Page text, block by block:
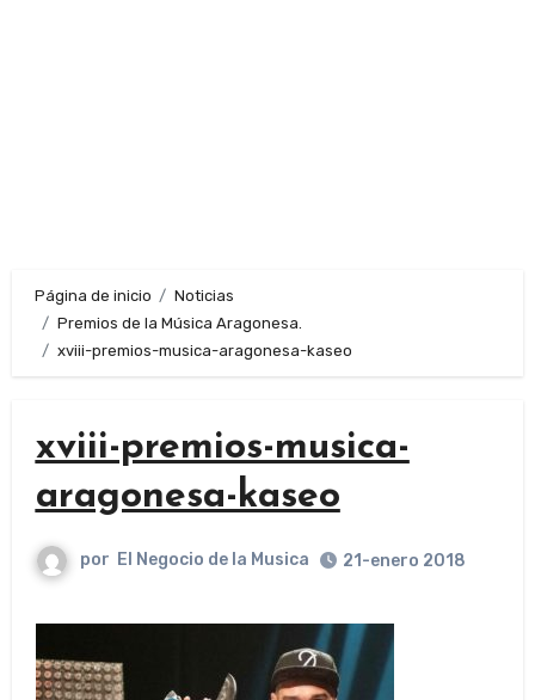
Página de inicio
Noticias
Premios de la Música Aragonesa.
xviii-premios-musica-aragonesa-kaseo
xviii-premios-musica-
aragonesa-kaseo
por El Negocio de la Musica 21-enero 2018